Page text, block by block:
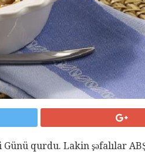
qurdu. Lakin şəfalılar